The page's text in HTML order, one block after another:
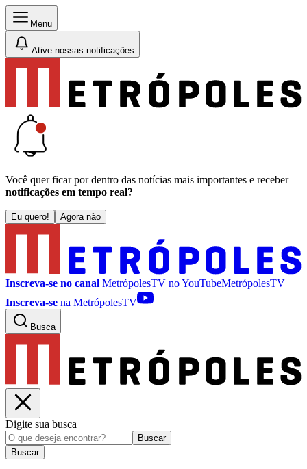
Menu
Ative nossas notificações
Você quer ficar por dentro das notícias mais importantes e receber
notificações em tempo real?
Eu quero! Agora não
Inscreva-se no canal MetrópolesTV noYouTubeMetrópolesTV
Inscreva-se na MetrópolesTV
Busca
Digite sua busca
Buscar
Buscar